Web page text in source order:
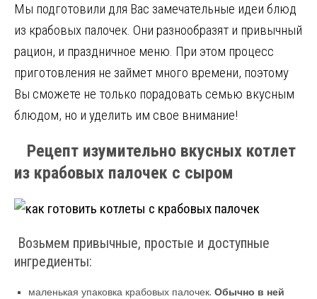
ce
b
o
o
k
n
o
kl
a
ss
ni
ki
it
te
r
e
gr
a
m
er
es
t
п
р
а
в
и
ь
Мы подготовили для Вас замечательные идеи блюд
из крабовых палочек. Они разнообразят и привычный
рацион, и праздничное меню. При этом процесс
приготовления не займет много времени, поэтому
Вы сможете не только порадовать семью вкусным
блюдом, но и уделить им свое внимание!
Рецепт изумительно вкусных котлет
из крабовых палочек с сыром
Возьмем привычные, простые и доступные
ингредиенты:
маленькая упаковка крабовых палочек. Обычно в ней